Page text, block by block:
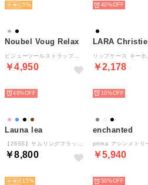
5 40%
Noubel Voug Relax
￥4,950
49%
LARA Christie
￥2,178
10%
Launa lea
【26SS】サムリングフラットサンダル(0632) （ブラウンS/C）
￥8,800
15
enchanted
￥5,940
50%